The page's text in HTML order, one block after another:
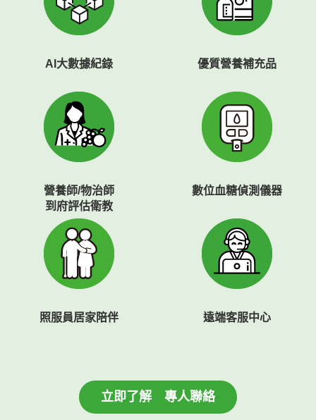
AI大數據紀錄 優質營養補充品
營養師/物治師
到府評估衛教
數位血糖偵測儀器
照服員居家陪伴 遠端客服中心
立即了解 專人聯絡